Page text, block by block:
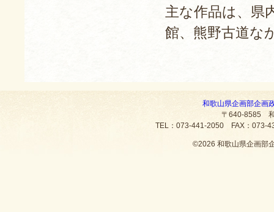
主な作品は、県
館、熊野古道な
和歌山県企画部企画
〒640-8585
TEL：073-441-2050 FAX：073-
©2026 和歌山県企画部